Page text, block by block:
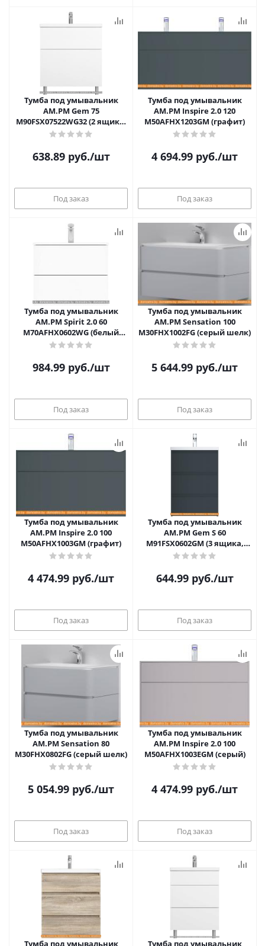
Тумба под умывальник
AM.PM Gem 75
M90FSX07522WG32 (2 ящика,
белый)
638.89руб./шт
Под заказ
Тумба под умывальник
AM.PM Inspire 2.0 120
M50AFHX1203GM (графит)
4 694.99 руб./шт
Под заказ
Тумба под умывальник
AM.PM Spirit 2.0 60
M70AFHX0602WG (белый
глянец)
984.99руб./шт
Под заказ
Тумба под умывальник
AM.PM Sensation 100
M30FHX1002FG (серый шелк)
5 644.99 руб./шт
Под заказ
Тумба под умывальник
AM.PM Inspire 2.0 100
M50AFHX1003GM (графит)
4 474.99 руб./шт
Под заказ
Тумба под умывальник
AM.PM Gem S 60
M91FSX0602GM (3 ящика,
графит)
644.99руб./шт
Под заказ
Тумба под умывальник
AM.PM Sensation 80
M30FHX0802FG (серый шелк)
5 054.99 руб./шт
Под заказ
Тумба под умывальник
AM.PM Inspire 2.0 100
M50AFHX1003EGM (серый)
4 474.99 руб./шт
Под заказ
Тумба под умывальник Тумба под умывальник